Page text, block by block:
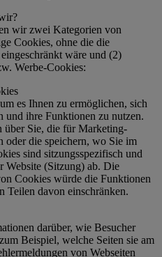
wir zwei Kategorien von
Cookies, ohne die die
wäre und (2)
Werbe-Cookies:
es Ihnen zu ermöglichen, sich
und ihre Funktionen zu nutzen.
über Sie, die für Marketing-
oder die speichern, wo Sie im
sind sitzungsspezifisch und
Website (Sitzung) ab. Die
Cookies würde die Funktionen
Teilen davon einschränken.
darüber, wie Besucher
Beispiel, welche Seiten sie am
von Webseiten